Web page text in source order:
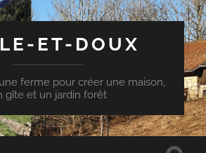
ET-DOUX
ferme pour créer une maison,
gîte et un jardin forêt